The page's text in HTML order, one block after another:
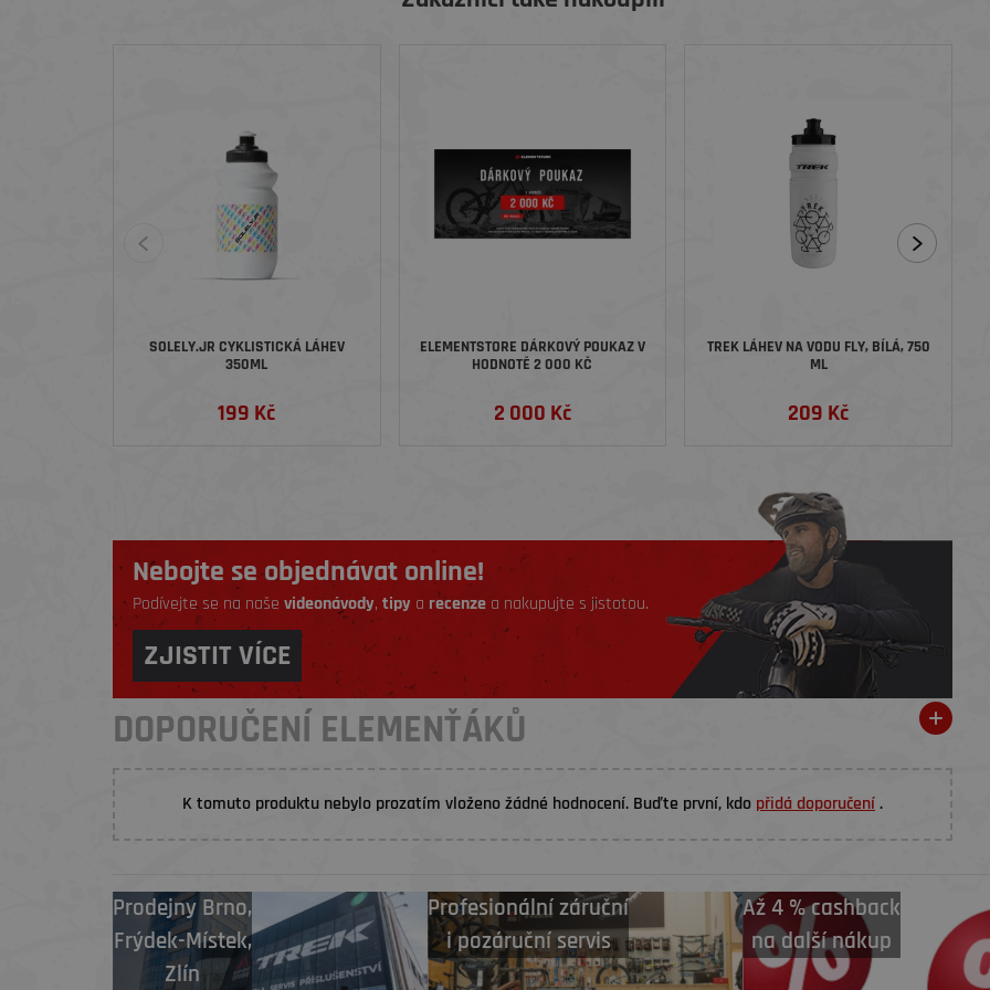
SOLELY.JR CYKLISTICKÁ LÁHEV
350ML
199 Kč
ELEMENTSTORE DÁRKOVÝ POUKAZ V
HODNOTĚ 2 000 KČ
2 000 Kč
TREK LÁHEV NA VODU FLY, BÍLÁ, 750
ML
209 Kč
Nebojte se objednávat online!
Podívejte se na naše videonávody, tipy a recenze a nakupujte s jistotou.
ZJISTIT VÍCE
DOPORUČENÍ ELEMENŤÁKŮ
K tomuto produktu nebylo prozatím vloženo žádné hodnocení. Buďte první, kdo přidá doporučení.
ProdejnyBrno,
Frýdek-Místek,
Zlín
Profesionální záruční
i pozáruční servis
Až 4 % cashback
na další nákup